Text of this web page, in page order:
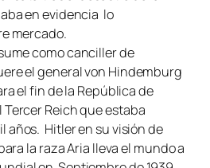
en evidencia lo
mercado.
como canciller de
el general von Hindemburg
el fin de la República de
Reich que estaba
años. Hitler en su visión de
la raza Aria lleva el mundo a